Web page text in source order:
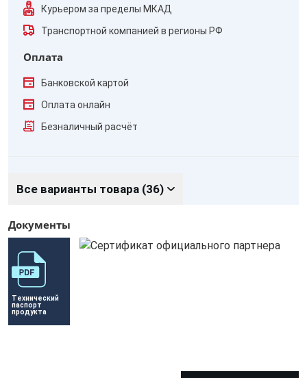
Курьером за пределы МКАД
Транспортной компанией в регионы РФ
Оплата
Банковской картой
Оплата онлайн
Безналичный расчёт
Все варианты товара (36)
Документы
Технический
паспорт
продукта